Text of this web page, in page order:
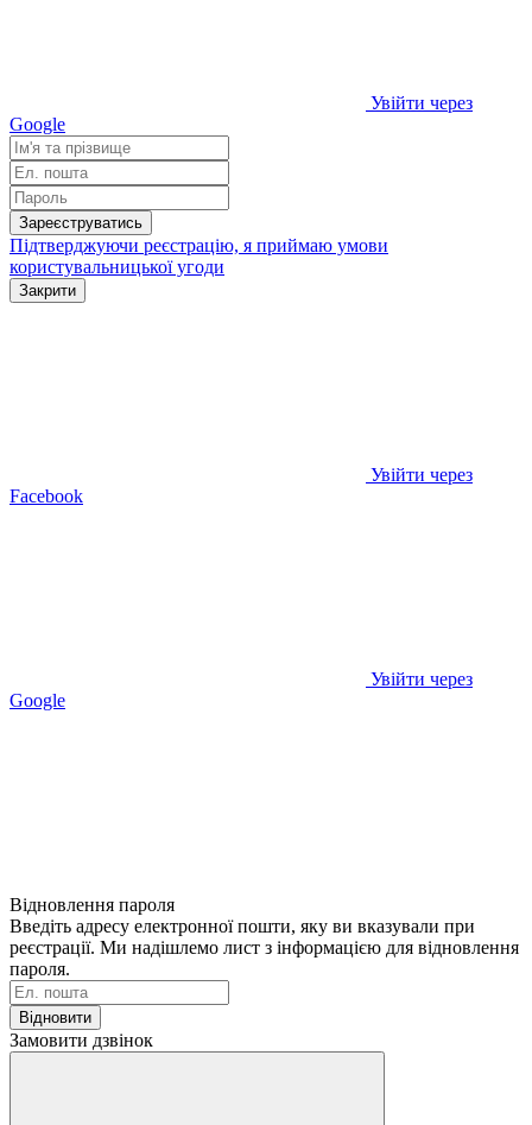
Увійти через
Google
Зареєструватись
Підтверджуючи реєстрацію, я приймаю умови
користувальницької угоди
Закрити
Увійти через
Facebook
Увійти через
Google
Відновлення пароля
Введіть адресу електронної пошти, яку ви вказували при
реєстрації. Ми надішлемо лист з інформацією для відновлення
пароля.
Відновити
Замовити дзвінок